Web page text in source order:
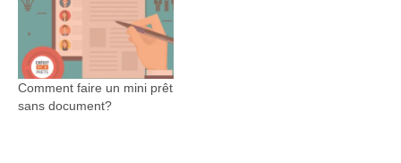
Comment faire un mini prêt
sans document?